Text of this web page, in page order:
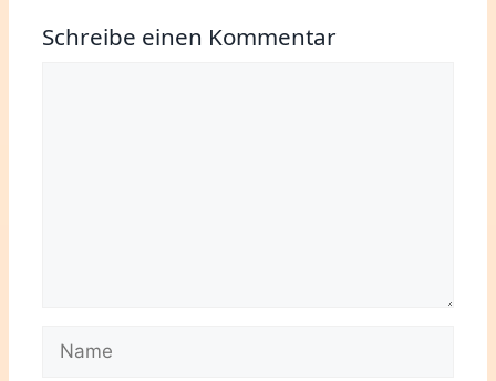
Schreibe einen Kommentar
Name